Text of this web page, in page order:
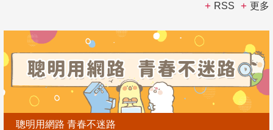
RSS 更多
聰明用網路 青春不迷路